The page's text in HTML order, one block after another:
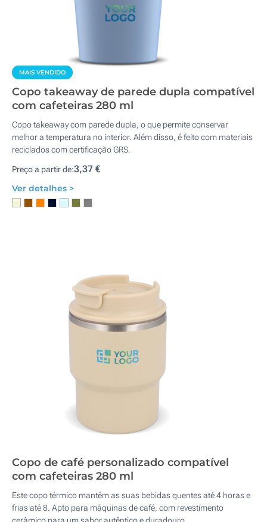
MAIS VENDIDO
Copo takeaway de parede dupla compatível
com cafeteiras 280 ml
Copo takeaway com parede dupla, o que permite conservar
melhor a temperatura no interior. Além disso, é feito com materiais
reciclados com certificação GRS.
Preço a partir de:3,37 €
Ver detalhes >
Copo de café personalizado compatível
com cafeteiras 280 ml
Este copo térmico mantém as suas bebidas quentes até 4 horas e
frias até 8. Apto para máquinas de café, com revestimento